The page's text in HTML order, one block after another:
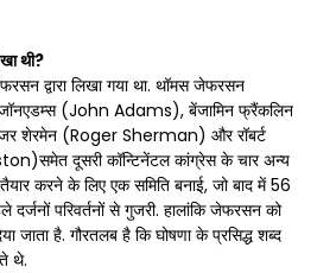
थी?
द्वारा लिखा गया था. थॉमस जेफरसन
(John Adams), बेंजामिन फ्रैंकलिन
शेरमेन (Roger Sherman) और रॉबर्ट
दूसरी कॉन्टिनेंटल कांग्रेस के चार अन्य
करने के लिए एक समिति बनाई, जो बाद में 56
दर्जनों परिवर्तनों से गुजरी. हालांकि जेफरसन को
जाता है. गौरतलब है कि घोषणा के प्रसिद्ध शब्द
थे.